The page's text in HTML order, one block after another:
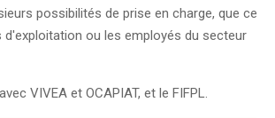
possibilités de prise en charge, que ce
ou les employés du secteur
VIVEA et OCAPIAT, et le FIFPL.